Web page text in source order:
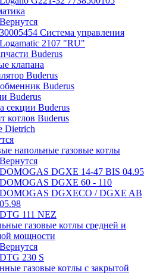
Вернутся
30005454 Система управления
Logamatic 2107 "RU"
Buderus
клапана
Buderus
Buderus
Buderus
секции Buderus
котлов Buderus
Dietrich
напольные газовые котлы
Вернутся
DOMOGAS DGXE 14-47 BIS 04.95
DOMOGAS DGXE 60 - 110
DOMOGAS DGXECO / DGXE AB
05.98
DTG 111 NEZ
газовые котлы средней и
мощности
Вернутся
DTG 230 S
газовые котлы с закрытой